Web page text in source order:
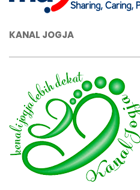
KANAL JOGJA